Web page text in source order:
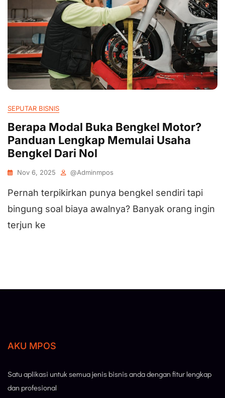
SEPUTAR BISNIS
Berapa Modal Buka Bengkel Motor?
Panduan Lengkap Memulai Usaha
Bengkel Dari Nol
Nov 6, 2025 @adminmpos
Pernah terpikirkan punya bengkel sendiri tapi
bingung soal biaya awalnya? Banyak orang ingin
terjun ke
AKU MPOS
Satu aplikasi untuk semua jenis bisnis anda dengan fitur lengkap
dan profesional